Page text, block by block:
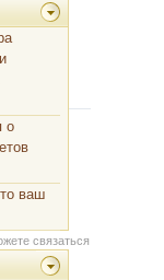
о
ваш
связаться